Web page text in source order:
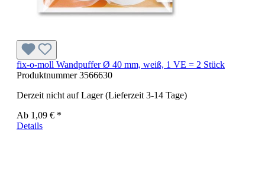
fix-o-moll Wandpuffer Ø 40 mm, weiß, 1 VE = 2 Stück
Produktnummer3566630
Derzeit nicht auf Lager (Lieferzeit 3-14 Tage)
Ab 1,09 € *
Details